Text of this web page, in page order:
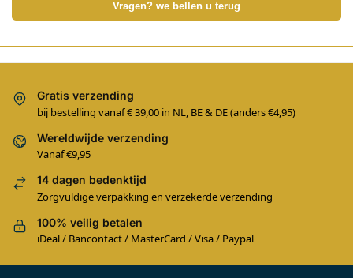
Vragen? we bellen u terug
Gratis verzending
bij bestelling vanaf € 39,00 in NL, BE & DE (anders €4,95)
Wereldwijde verzending
Vanaf €9,95
14 dagen bedenktijd
Zorgvuldige verpakking en verzekerde verzending
100% veilig betalen
iDeal / Bancontact / MasterCard / Visa / Paypal